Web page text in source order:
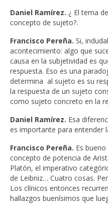
Daniel Ramírez. ¿ El tema
concepto de sujeto?.
Francisco Pereña. Si,
acontecimiento: algo que
causa en la subjetividad es
respuesta. Eso es una
determina al sujeto es su
la respuesta de un sujeto
como sujeto concreto en la
Daniel Ramírez. Esa
es importante para entender
Francisco Pereña. Es
concepto de potencia de
Platón, el imperativo
de Leibniz… Cuatro cosas.
Los clínicos entonces
hallazgos buenísimos que